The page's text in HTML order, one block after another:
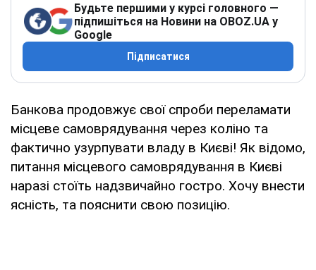
Будьте першими у курсі головного —
підпишіться на Новини на OBOZ.UA у
Google
Підписатися
Банкова продовжує свої спроби переламати
місцеве самоврядування через коліно та
фактично узурпувати владу в Києві! Як відомо,
питання місцевого самоврядування в Києві
наразі стоїть надзвичайно гостро. Хочу внести
ясність, та пояснити свою позицію.